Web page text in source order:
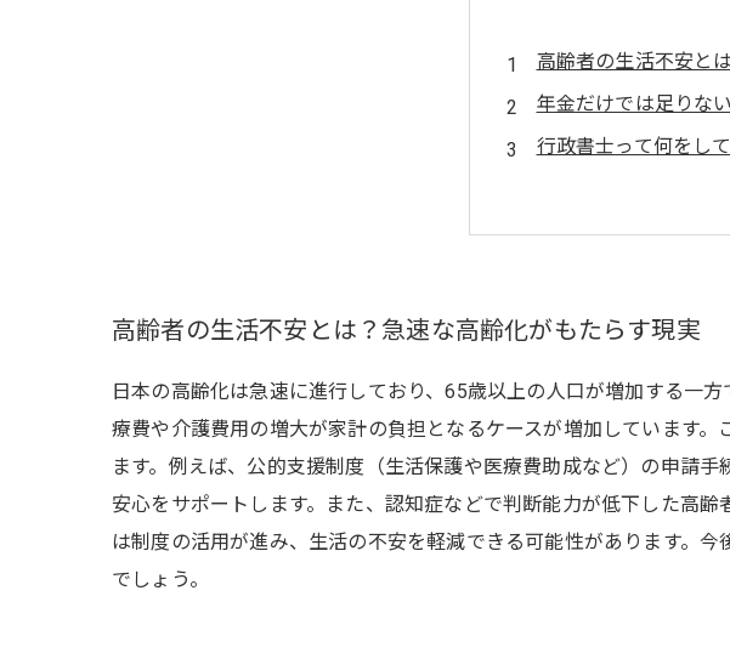
高齢者の生活不安と
年金だけでは足りな
行政書士って何をし
支援制度を上手に活
安心して暮らすため
生活不安を軽減！行
高齢者の生活不安とは？急速な高齢化がもたらす現実
日本の高齢化は急速に進行しており、65歳以上の人口が増加する一
療費や介護費用の増大が家計の負担となるケースが増加しています
ます。例えば、公的支援制度（生活保護や医療費助成など）の申請
安心をサポートします。また、認知症などで判断能力が低下した高
は制度の活用が進み、生活の不安を軽減できる可能性があります。
でしょう。